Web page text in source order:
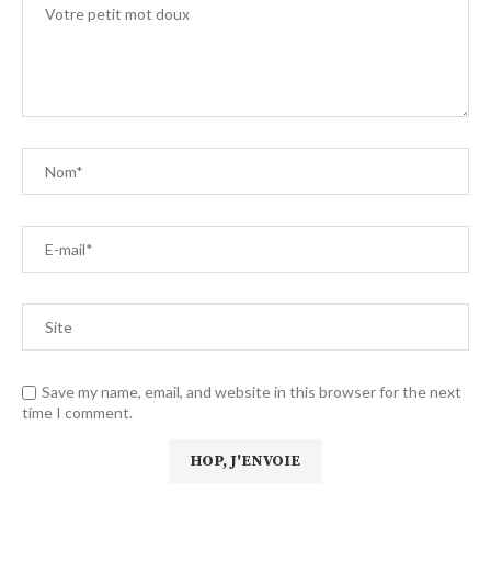
Save my name, email, and website in this browser for the next
time I comment.